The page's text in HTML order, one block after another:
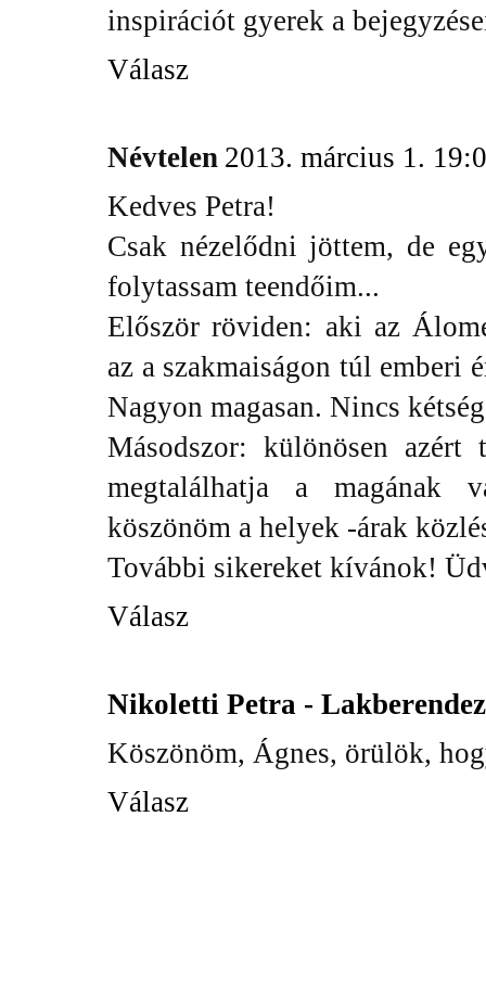
inspirációt gyerek a
Válasz
Névtelen 2013. március 1.
Kedves Petra!
Csak nézelődni jöttem, de
folytassam teendőim...
Először röviden: aki az
az a szakmaiságon túl emberi
Nagyon magasan. Nincs
Másodszor: különösen
megtalálhatja a magának
köszönöm a helyek -árak
További sikereket kívánok!
Válasz
Nikoletti Petra -
Köszönöm, Ágnes, örülök,
Válasz